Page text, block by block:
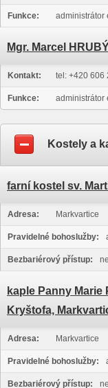
Funkce: administrátor
Mgr. Marcel
Kontakt: tel: +420 606
Funkce: administrátor
Kostely a
farní kostel sv.
Adresa: Markvartice
Pravidelné bohoslužby:
Bezbariérový přístup: ne
kaple Panny
Kryštofa,
Adresa: Markvartice
Pravidelné bohoslužby:
Bezbariérový přístup: ne